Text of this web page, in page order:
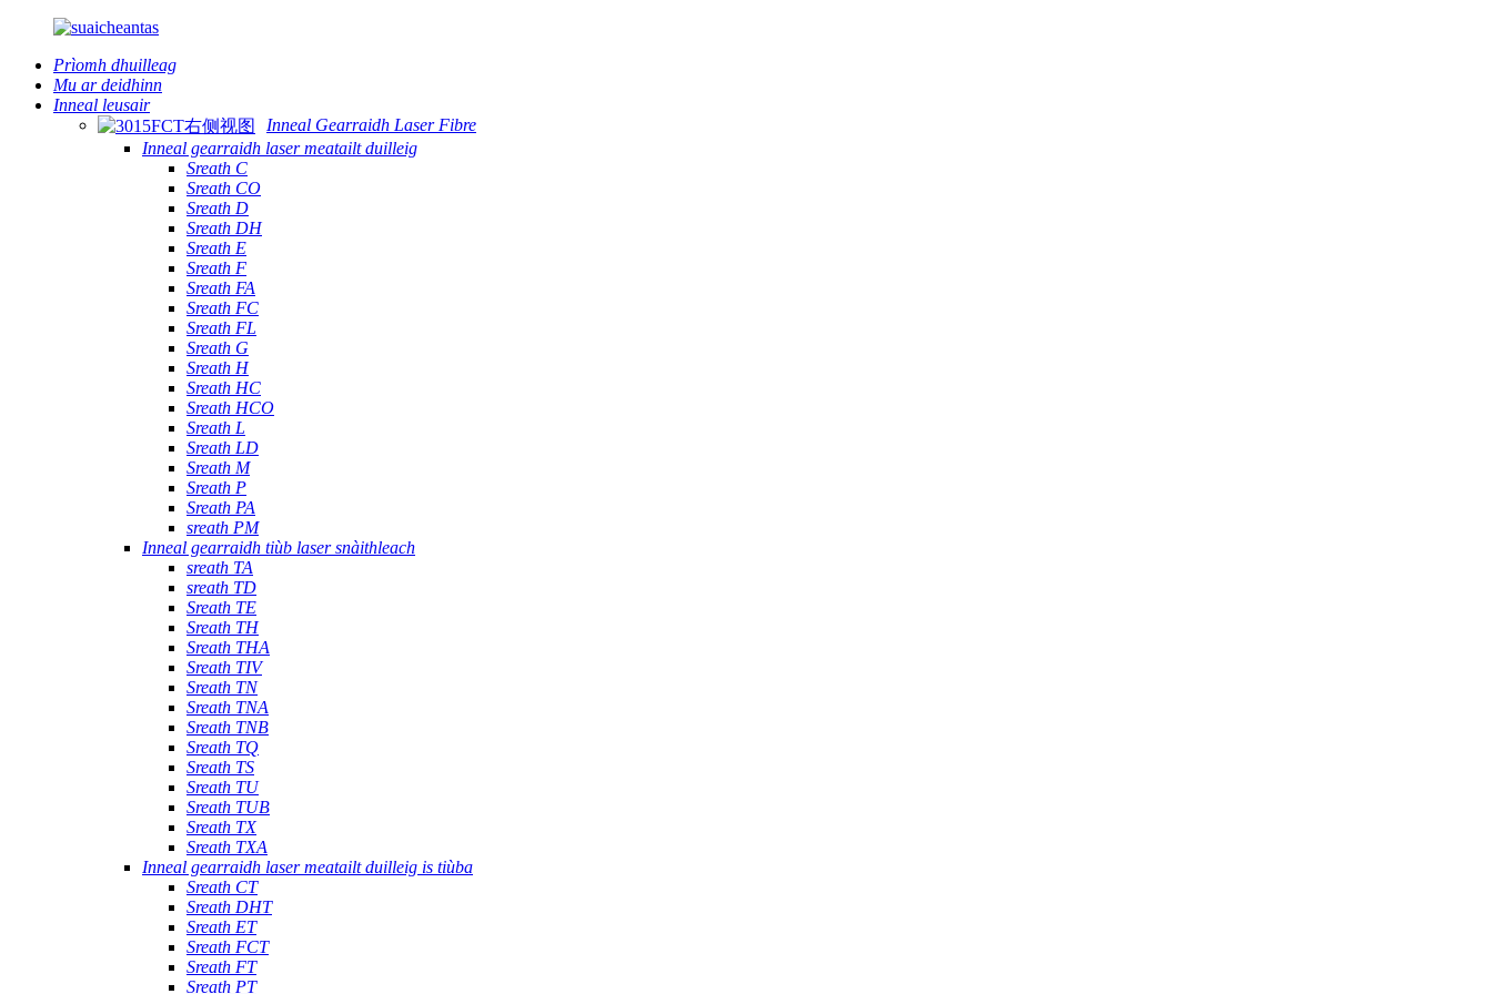
Prìomh dhuilleag
Mu ar deidhinn
Inneal leusair
Inneal Gearraidh Laser Fibre
Inneal gearraidh laser meatailt duilleig
Sreath C
Sreath CO
Sreath D
Sreath DH
Sreath E
Sreath F
Sreath FA
Sreath FC
Sreath FL
Sreath G
Sreath H
Sreath HC
Sreath HCO
Sreath L
Sreath LD
Sreath M
Sreath P
Sreath PA
sreath PM
Inneal gearraidh tiùb laser snàithleach
sreath TA
sreath TD
Sreath TE
Sreath TH
Sreath THA
Sreath TIV
Sreath TN
Sreath TNA
Sreath TNB
Sreath TQ
Sreath TS
Sreath TU
Sreath TUB
Sreath TX
Sreath TXA
Inneal gearraidh laser meatailt duilleig is tiùba
Sreath CT
Sreath DHT
Sreath ET
Sreath FCT
Sreath FT
Sreath PT